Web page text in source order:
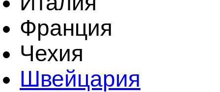
Франция
Чехия
Швейцария